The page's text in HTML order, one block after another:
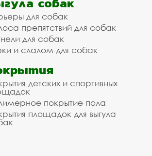
для собак
препятствий для собак
для собак
и слалом для собак
детских и спортивных
покрытие пола
площадок для выгула